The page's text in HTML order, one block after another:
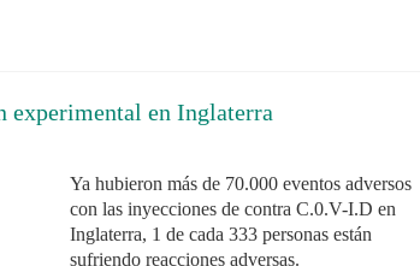
experimental en Inglaterra
Ya hubieron más de 70.000 eventos adversos
con las inyecciones de contra C.0.V-I.D en
Inglaterra, 1 de cada 333 personas están
sufriendo reacciones adversas.